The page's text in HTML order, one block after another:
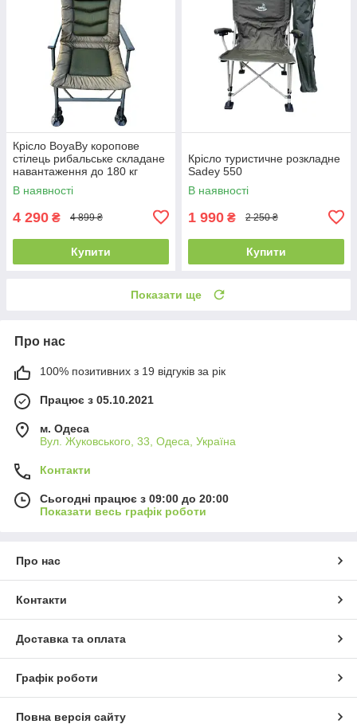
Крісло BoyaBy коропове
стілець рибальське складане
навантаження до 180 кг
В наявності
4 290 ₴ 4 899 ₴
Купити
Крісло туристичне розкладне
Sadey 550
В наявності
1 990 ₴ 2 250 ₴
Купити
Показати ще
Про нас
100% позитивних з 19 відгуків за рік
Працює з 05.10.2021
м. Одеса
Вул. Жуковського, 33, Одеса, Україна
Контакти
Сьогодні працює з 09:00 до 20:00
Показати весь графік роботи
Про нас
Контакти
Доставка та оплата
Графік роботи
Повна версія сайту